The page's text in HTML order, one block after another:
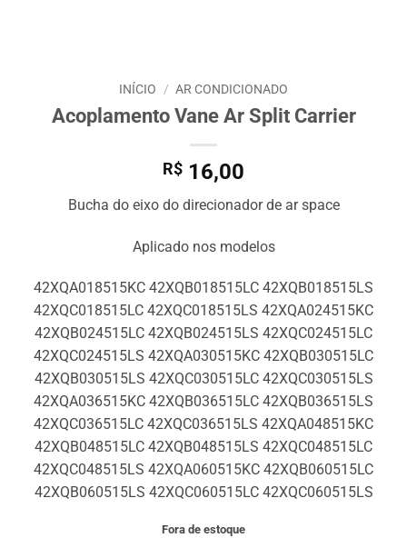
INÍCIO / AR CONDICIONADO
Acoplamento Vane Ar Split Carrier
R$ 16,00
Bucha do eixo do direcionador de ar space
Aplicado nos modelos
42XQA018515KC 42XQB018515LC 42XQB018515LS
42XQC018515LC 42XQC018515LS 42XQA024515KC
42XQB024515LC 42XQB024515LS 42XQC024515LC
42XQC024515LS 42XQA030515KC 42XQB030515LC
42XQB030515LS 42XQC030515LC 42XQC030515LS
42XQA036515KC 42XQB036515LC 42XQB036515LS
42XQC036515LC 42XQC036515LS 42XQA048515KC
42XQB048515LC 42XQB048515LS 42XQC048515LC
42XQC048515LS 42XQA060515KC 42XQB060515LC
42XQB060515LS 42XQC060515LC 42XQC060515LS
Fora de estoque